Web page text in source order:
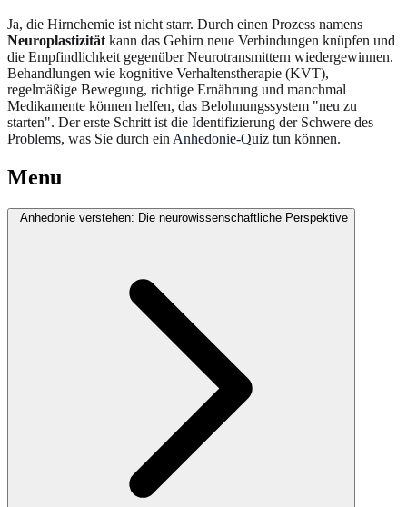
Ja, die Hirnchemie ist nicht starr. Durch einen Prozess namens
Neuroplastizität kann das Gehirn neue Verbindungen knüpfen und
die Empfindlichkeit gegenüber Neurotransmittern wiedergewinnen.
Behandlungen wie kognitive Verhaltenstherapie (KVT),
regelmäßige Bewegung, richtige Ernährung und manchmal
Medikamente können helfen, das Belohnungssystem "neu zu
starten". Der erste Schritt ist die Identifizierung der Schwere des
Problems, was Sie durch ein Anhedonie-Quiz tun können.
Menu
Anhedonie verstehen: Die neurowissenschaftliche Perspektive